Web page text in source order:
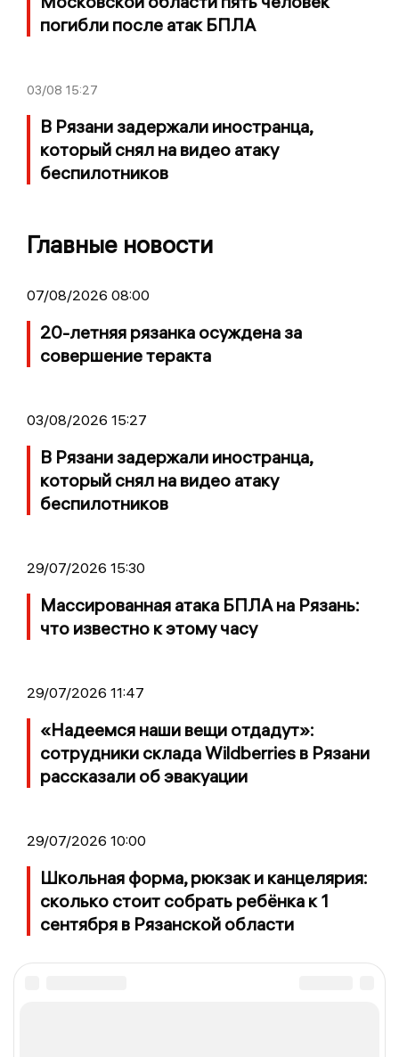
погибли после атак БПЛА
03/08 15:27
В Рязани задержали иностранца,
который снял на видео атаку
беспилотников
Главные новости
07/08/2026 08:00
20-летняя рязанка осуждена за
совершение теракта
03/08/2026 15:27
В Рязани задержали иностранца,
который снял на видео атаку
беспилотников
29/07/2026 15:30
Массированная атака БПЛА на Рязань:
что известно к этому часу
29/07/2026 11:47
«Надеемся наши вещи отдадут»:
сотрудники склада Wildberries в Рязани
рассказали об эвакуации
29/07/2026 10:00
Школьная форма, рюкзак и канцелярия:
сколько стоит собрать ребёнка к 1
сентября в Рязанской области